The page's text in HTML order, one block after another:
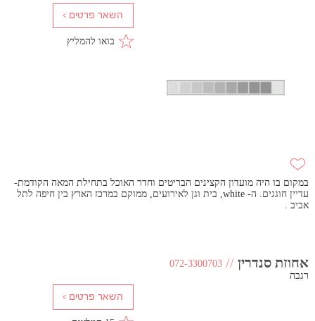
בואו להמליץ
במקום בו היה מועדון הקצינים הבריטים וחדר האוכל בתחילת המאה הקודמת-
עדיין חוגגים. ה- white, בית וגן לאירועים, ממוקם במרכז הארץ בין חיפה לתל
אביב .
אחוזת סנדרין //
072-3300703
רגבה